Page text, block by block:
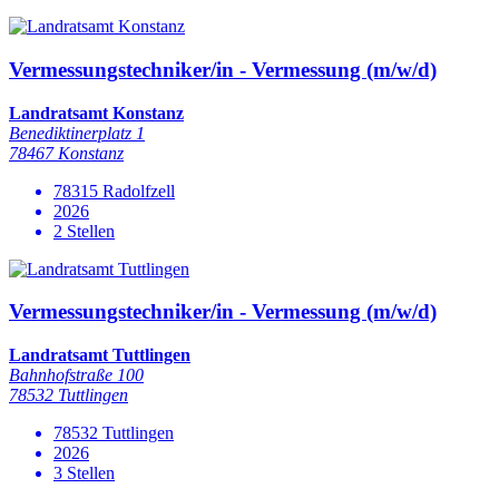
Vermessungstechniker/in - Vermessung (m/w/d)
Landratsamt Konstanz
Benediktinerplatz 1
78467 Konstanz
78315 Radolfzell
2026
2 Stellen
Vermessungstechniker/in - Vermessung (m/w/d)
Landratsamt Tuttlingen
Bahnhofstraße 100
78532 Tuttlingen
78532 Tuttlingen
2026
3 Stellen